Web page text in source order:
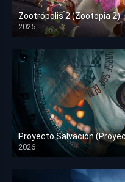
Zootrópolis 2 (Zootopia 2)
2025
HD 1080p
Proyecto Salvación
2026
HD 1080p